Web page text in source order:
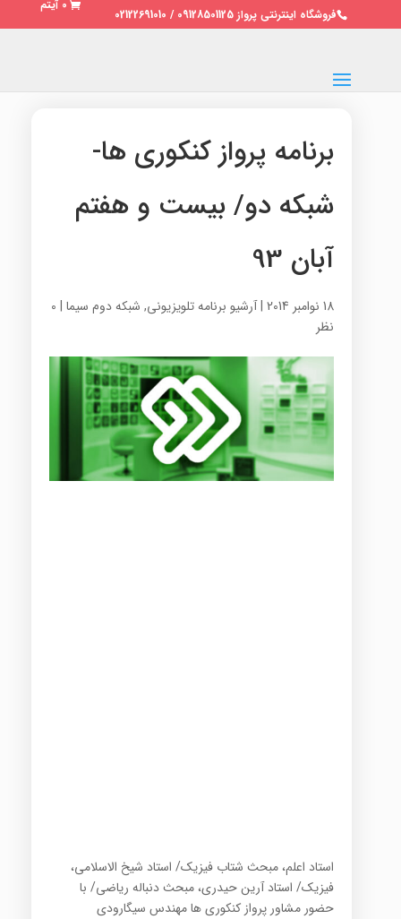
فروشگاه اینترنتی پرواز 09128501125 / 02122691010
0 آیتم
برنامه پرواز کنکوری ها-
شبکه دو/ بیست و هفتم
آبان 93
18 نوامبر 2014 |آرشیو برنامه تلویزیونی, شبکه دوم سیما|
0
نظر
استاد اعلم، مبحث شتاب فیزیک/ استاد شیخ الاسلامی،
فیزیک/ استاد آرین حیدری، مبحث دنباله ریاضی/ با
حضور مشاور پرواز کنکوری ها مهندس سیگارودی